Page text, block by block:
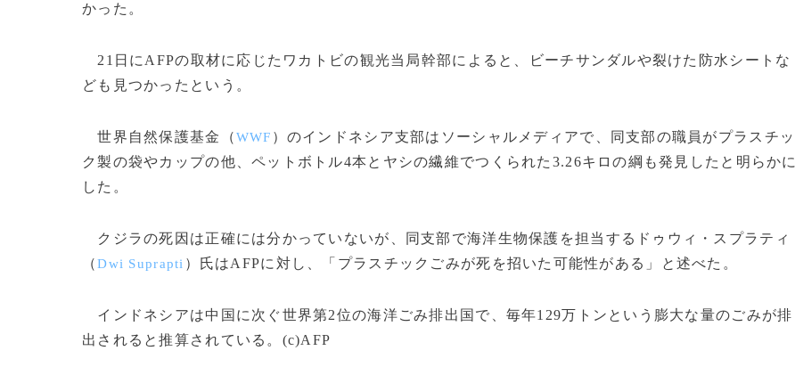
かった。
21日にAFPの取材に応じたワカトビの観光当局幹部によると、ビーチサンダルや裂けた防水シートな
ども見つかったという。
世界自然保護基金（WWF ）のインドネシア支部はソーシャルメディアで、同支部の職員がプラスチッ
ク製の袋やカップの他、ペットボトル4本とヤシの繊維でつくられた3.26キロの綱も発見したと明らかに
した。
クジラの死因は正確には分かっていないが、同支部で海洋生物保護を担当するドゥウィ・スプラティ
（Dwi Suprapti ）氏はAFPに対し、「プラスチックごみが死を招いた可能性がある」と述べた。
インドネシアは中国に次ぐ世界第2位の海洋ごみ排出国で、毎年129万トンという膨大な量のごみが排
出されると推算されている。(c)AFP